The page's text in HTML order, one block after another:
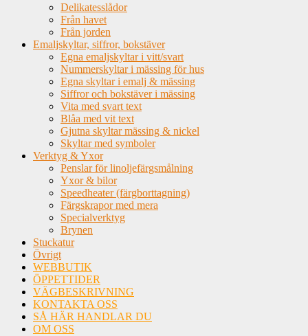
Delikatesslådor
Från havet
Från jorden
Emaljskyltar, siffror, bokstäver
Egna emaljskyltar i vitt/svart
Nummerskyltar i mässing för hus
Egna skyltar i emalj & mässing
Siffror och bokstäver i mässing
Vita med svart text
Blåa med vit text
Gjutna skyltar mässing & nickel
Skyltar med symboler
Verktyg & Yxor
Penslar för linoljefärgsmålning
Yxor & bilor
Speedheater (färgborttagning)
Färgskrapor med mera
Specialverktyg
Brynen
Stuckatur
Övrigt
WEBBUTIK
ÖPPETTIDER
VÄGBESKRIVNING
KONTAKTA OSS
SÅ HÄR HANDLAR DU
OM OSS